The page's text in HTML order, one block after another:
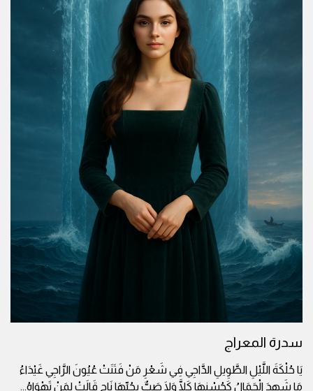
سدرة المعراج
يَا حُلْكَةَ اللَّيْلِ الطَّوِيلِ الدَّاجِي فِي شَعْرِ مَنْ فَتَنَتْ عُيُونَ الرَّاجِي غَيْدَاءُ
مَا شَهِدَ الْجَمَالُ كَحُسْنِهَا كَلَّا وَلَا صَبٌّ بِحُبِّهَا نَاجِ قَالَتْ لِمَنْ تَهْوَاهُ...